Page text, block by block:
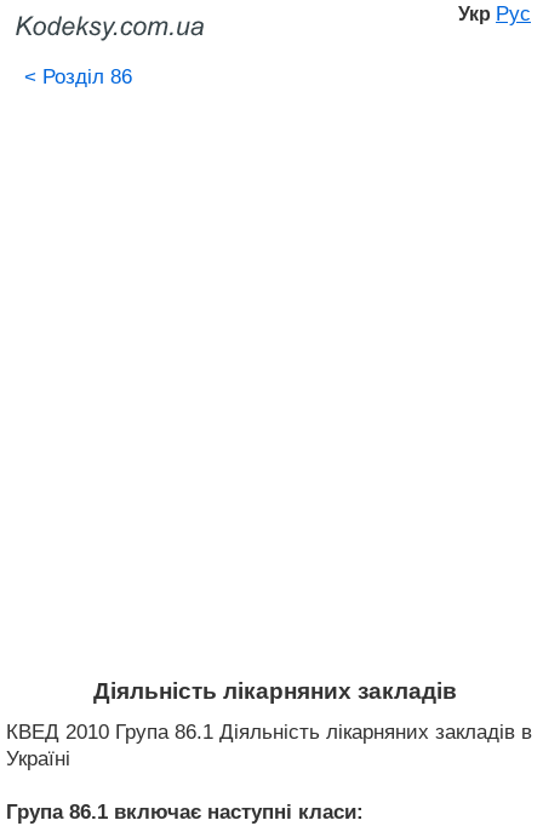
Укр Рус
< Розділ 86
Діяльність лікарняних закладів
КВЕД 2010 Група 86.1 Діяльність лікарняних закладів в
Україні
Група 86.1 включає наступні класи: